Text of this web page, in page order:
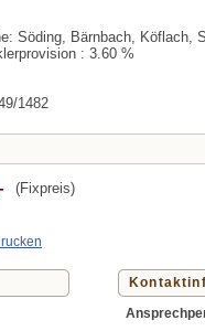
Söding, Bärnbach, Köflach,
: 3.60 %
1482
(Fixpreis)